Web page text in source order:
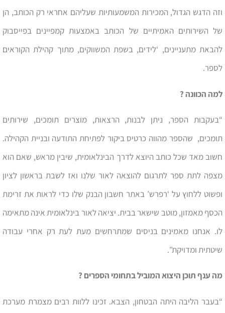
וזה הדגש הגדול, המכירות המשמעותיות שעליהם אחראי רק הכותב, הן
של השירותים האמיתיים של הכותב באמצעות קמפיינים בפייסבוק
להבאת מתעניינים, ‘לידים, בשפת המשווקים, מתוך קהילת הקוראים
לספר.
למה הכוונה ?
“בעקבות הספר, ניתן לבנות, הרצאות, מוצרים תומכים, שירותים
תומכים, שהספר מהווה כרטיס ביקור לפתיחת התודעה ובניית הקהילה.
חשוב מאד שכל כותב היוצא לדרך הבינלאומית, שיבין מראש, שאם הוא
מצפה לתת ספר לתרגום להוצאה לאור שלנו ואז לשבת בראשון לציון
ופשוט ללחוץ על ‘רפרש’ באתר חשבון הבנק שלו כדי לראות את זרימת
הכסף מאמזון, מוטב שישאר בבית. יציאה לאור בינלאומית אינה מתאימה
לו. אנחנו מאמינים בניסים שמתרחשים מעת לעת רק אחרי עבודה
שיטתית ומדויקת”.
מה ענף תוכן היצוא המוביל בתחומי הספרים ?
“בעבר הליבה היתה הבטחון, הצבא. זכינו ללוות רבים מצמרת מערכת